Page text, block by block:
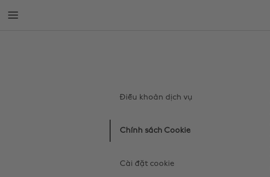
ngay
ngay
Điều khoản dịch vụ
Chính sách Cookie
Cài đặt cookie